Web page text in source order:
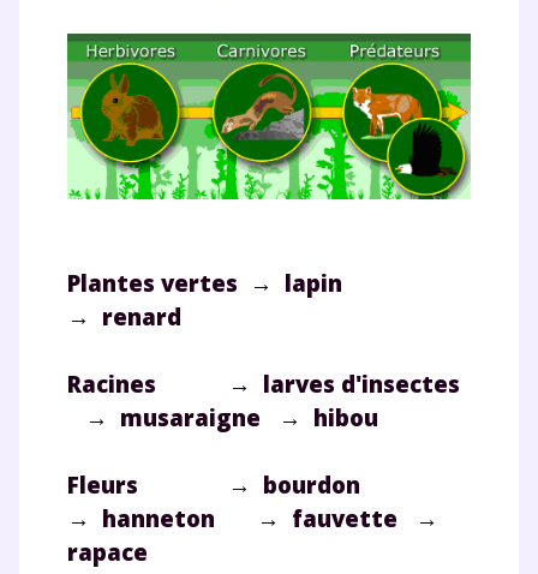
Plantes vertes → lapin
→ renard
Racines → larves d'insectes
→ musaraigne → hibou
Fleurs → bourdon
→ hanneton → fauvette
→
rapace